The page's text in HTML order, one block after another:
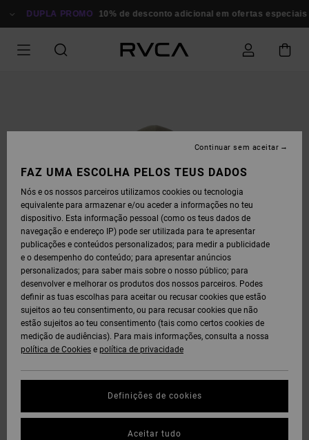
PARA DUPLA PROMO 10% de desconto adicional em ofertas especiais
FAZ UMA ESCOLHA PELOS TEUS DADOS
Nós e os nossos parceiros utilizamos cookies ou tecnologia
equivalente para armazenar e/ou aceder a informações no teu
dispositivo. Esta informação pessoal (como os teus dados de
navegação e endereço IP) pode ser utilizada para te apresentar
publicações e conteúdos personalizados; para medir a publicidade
e o desempenho do conteúdo; para apresentar anúncios
personalizados; para saber mais sobre o nosso público; para
desenvolver e melhorar os produtos dos nossos parceiros. Podes
definir as tuas escolhas para aceitar ou recusar cookies que estão
sujeitos ao teu consentimento, ou para recusar cookies que não
estão sujeitos ao teu consentimento (tais como certos cookies de
medição de audiências). Para mais informações, consulta a nossa
política de Cookies e política de privacidade
Definições de cookies
Continuar sem aceitar
Aceitar tudo